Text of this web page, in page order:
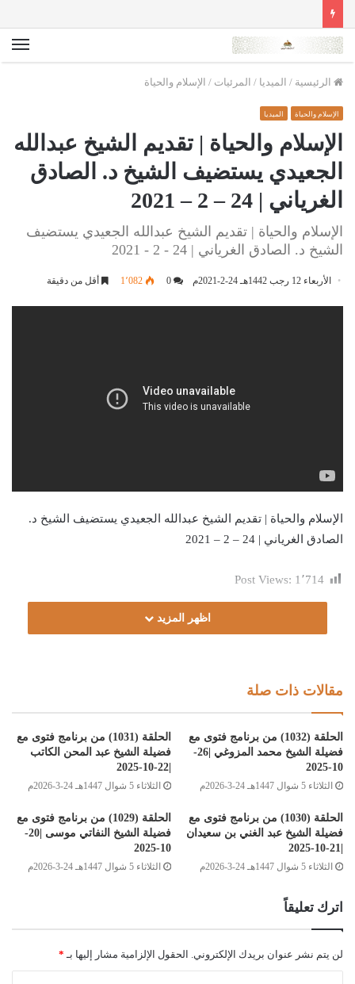
الرئيسية / الميديا / المرئيات / الإسلام والحياة
الإسلام والحياة الميديا
الإسلام والحياة | تقديم الشيخ عبدالله
الجعيدي يستضيف الشيخ د. الصادق
الغرياني | 24 – 2 – 2021
الإسلام والحياة | تقديم الشيخ عبدالله الجعيدي يستضيف
الشيخ د. الصادق الغرياني | 24 - 2 - 2021
الأربعاء 12 رجب 1442هـ 24-2-2021م 0 1٬082 أقل من دقيقة
الإسلام والحياة | تقديم الشيخ عبدالله الجعيدي يستضيف الشيخ د.
الصادق الغرياني | 24 – 2 – 2021
Post Views: 1٬714
اظهر المزيد
مقالات ذات صلة
الحلقة (1032) من برنامج فتوى مع
فضيلة الشيخ محمد المزوغي |26-
10-2025
الثلاثاء 5 شوال 1447هـ 24-3-2026م
الحلقة (1031) من برنامج فتوى مع
فضيلة الشيخ عبد المحن الكاتب
الثلاثاء 5 شوال 1447هـ 24-3-2026م
الحلقة (1030) من برنامج فتوى مع
فضيلة الشيخ عبد الغني بن سعيدان
الثلاثاء 5 شوال 1447هـ 24-3-2026م
الحلقة (1029) من برنامج فتوى مع
فضيلة الشيخ النفاتي موسى |20-
10-2025
الثلاثاء 5 شوال 1447هـ 24-3-2026م
اترك تعليقاً
لن يتم نشر عنوان بريدك الإلكتروني. الحقول الإلزامية مشار إليها بـ *